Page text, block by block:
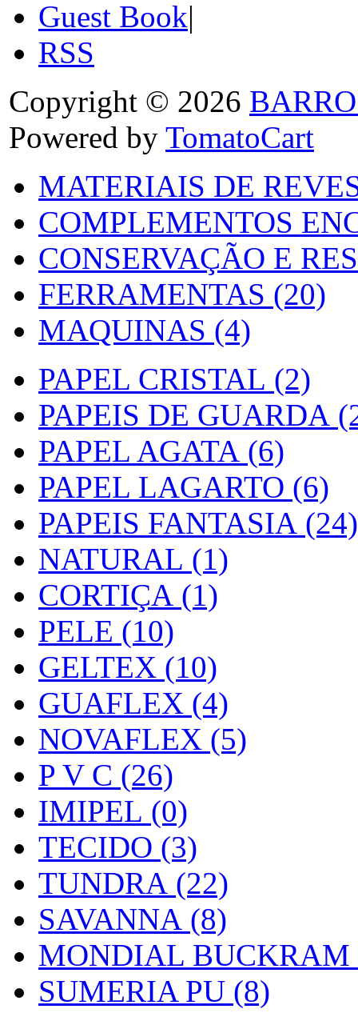
Guest Book|
RSS
Copyright © 2026
Powered by TomatoCart
MATERIAIS DE
COMPLEMENTOS
CONSERVAÇÃO E
FERRAMENTAS (20)
MAQUINAS (4)
PAPEL CRISTAL (2)
PAPEIS DE GUARDA
PAPEL AGATA (6)
PAPEL LAGARTO (6)
PAPEIS FANTASIA (24)
NATURAL (1)
CORTIÇA (1)
PELE (10)
GELTEX (10)
GUAFLEX (4)
NOVAFLEX (5)
P V C (26)
IMIPEL (0)
TECIDO (3)
TUNDRA (22)
SAVANNA (8)
MONDIAL BUCKRAM
SUMERIA PU (8)